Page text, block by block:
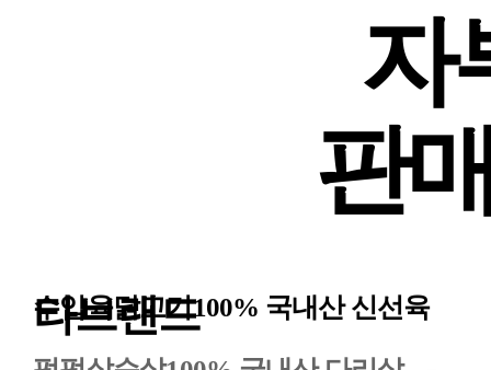
자
판
타브랜드
수입육닭고기100% 국내산 신선육